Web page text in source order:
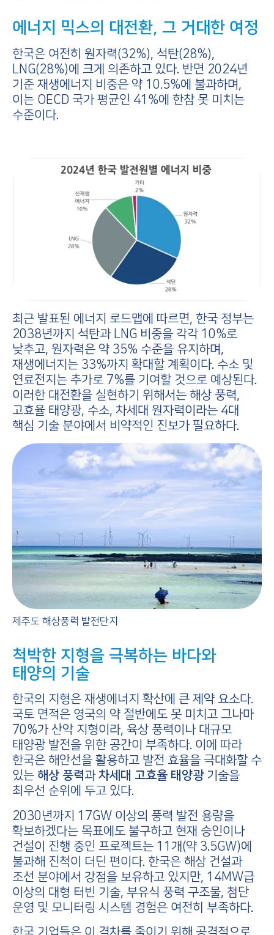
에너지 믹스의 대전환, 그 거대한 여정
한국은 여전히 원자력(32%), 석탄(28%),
LNG(28%)에 크게 의존하고 있다. 반면 2024년
기준 재생에너지 비중은 약 10.5%에 불과하며,
이는 OECD 국가 평균인 41%에 한참 못 미치는
수준이다.
최근 발표된 에너지 로드맵에 따르면, 한국 정부는
2038년까지 석탄과 LNG 비중을 각각 10%로
낮추고, 원자력은 약 35% 수준을 유지하며,
재생에너지는 33%까지 확대할 계획이다. 수소 및
연료전지는 추가로 7%를 기여할 것으로 예상된다.
이러한 대전환을 실현하기 위해서는 해상 풍력,
고효율 태양광, 수소, 차세대 원자력이라는 4대
핵심 기술 분야에서 비약적인 진보가 필요하다.
제주도 해상풍력 발전단지
척박한 지형을 극복하는 바다와
태양의 기술
한국의 지형은 재생에너지 확산에 큰 제약 요소다.
국토 면적은 영국의 약 절반에도 못 미치고 그나마
70%가 산악 지형이라, 육상 풍력이나 대규모
태양광 발전을 위한 공간이 부족하다. 이에 따라
한국은 해안선을 활용하고 발전 효율을 극대화할 수
있는 해상 풍력과차세대 고효율 태양광기술을
최우선 순위에 두고 있다.
2030년까지 17GW 이상의 풍력 발전 용량을
확보하겠다는 목표에도 불구하고 현재 승인이나
건설이 진행 중인 프로젝트는 11개(약 3.5GW)에
불과해 진척이 더딘 편이다. 한국은 해상 건설과
조선 분야에서 강점을 보유하고 있지만, 14MW급
이상의 대형 터빈 기술, 부유식 풍력 구조물, 첨단
운영 및 모니터링 시스템 경험은 여전히 부족하다.
한국 기업들은 이 격차를 줄이기 위해 공격적으로